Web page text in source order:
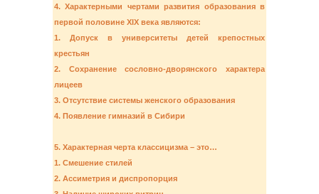
4. Характерными чертами развития образования в
первой половине XIX века являются:
1. Допуск в университеты детей крепостных
крестьян
2. Сохранение сословно-дворянского характера
лицеев
3. Отсутствие системы женского образования
4. Появление гимназий в Сибири
5. Характерная черта классицизма – это…
1. Смешение стилей
2. Ассиметрия и диспропорция